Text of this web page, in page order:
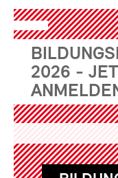
2026 -